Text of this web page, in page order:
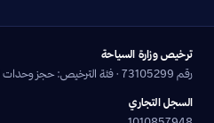
ترخيص وزارة السياحة
رقم 73105299 · فئة الترخيص: حجز وحدات الضيافة وتنظيم الرحلات السياحية
السجل التجاري